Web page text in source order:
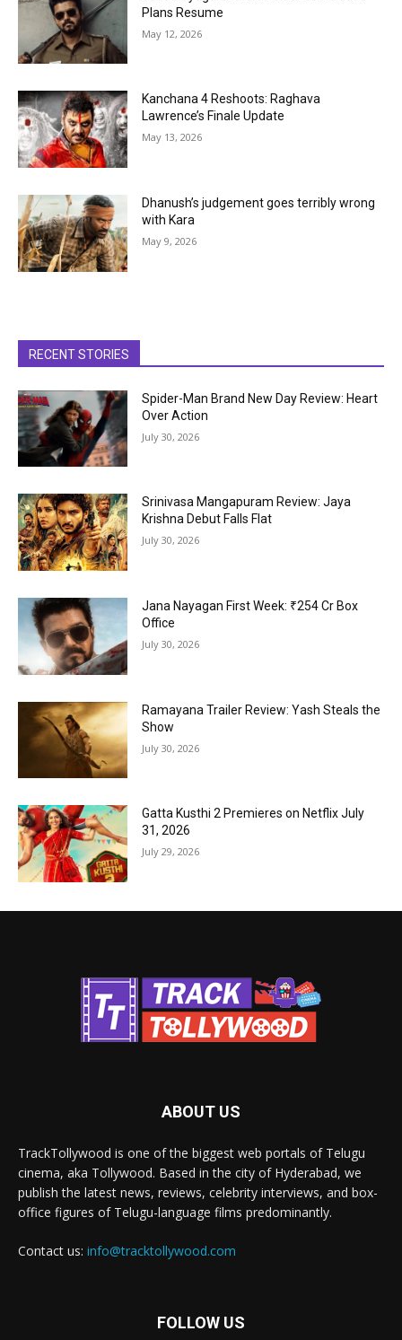
Plans Resume
May 12, 2026
Kanchana 4 Reshoots: Raghava
Lawrence’s Finale Update
May 13, 2026
Dhanush’s judgement goes terribly wrong
with Kara
May 9, 2026
RECENT STORIES
Spider-Man Brand New Day Review: Heart
Over Action
July 30, 2026
Srinivasa Mangapuram Review: Jaya
Krishna Debut Falls Flat
July 30, 2026
Jana Nayagan First Week: ₹254 Cr Box
Office
July 30, 2026
Ramayana Trailer Review: Yash Steals the
Show
July 30, 2026
Gatta Kusthi 2 Premieres on Netflix July
31, 2026
July 29, 2026
ABOUT US
TrackTollywood is one of the biggest web portals of Telugu
cinema, aka Tollywood. Based in the city of Hyderabad, we
publish the latest news, reviews, celebrity interviews, and box-
office figures of Telugu-language films predominantly.
Contact us: info@tracktollywood.com
FOLLOW US